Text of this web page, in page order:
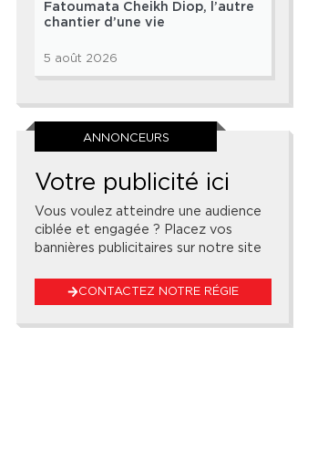
Fatoumata Cheikh Diop, l’autre
chantier d’une vie
5 août 2026
ANNONCEURS
Votre publicité ici
Vous voulez atteindre une audience
ciblée et engagée ? Placez vos
bannières publicitaires sur notre site
CONTACTEZ NOTRE RÉGIE